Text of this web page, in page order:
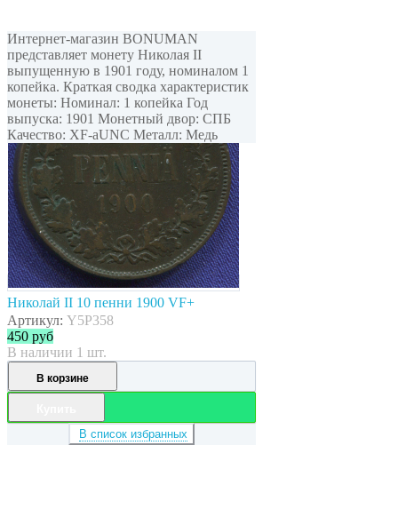
Интернет-магазин BONUMAN
представляет монету Николая II
выпущенную в 1901 году, номиналом 1
копейка. Краткая сводка характеристик
монеты: Номинал: 1 копейка Год
выпуска: 1901 Монетный двор: СПБ
Качество: XF-aUNC Металл: Медь
Николай II 10 пенни 1900 VF+
Артикул: Y5P358
450 руб
В наличии 1 шт.
В корзине
В список избранных